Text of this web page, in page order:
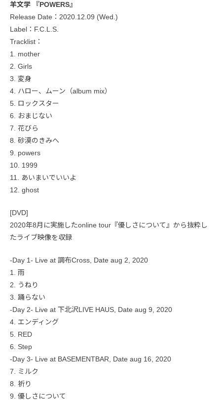
羊文学 『POWERS』
Release Date：2020.12.09 (Wed.)
Label：F.C.L.S.
Tracklist：
1. mother
2. Girls
3. 変身
4. ハロー、ムーン（album mix）
5. ロックスター
6. おまじない
7. 花びら
8. 砂漠のきみへ
9. powers
10. 1999
11. あいまいでいいよ
12. ghost
[DVD]
2020年8月に実施したonline tour『優しさについて』から抜粋し
たライブ映像を収録
-Day 1- Live at 調布Cross, Date aug 2, 2020
1. 雨
2. うねり
3. 踊らない
-Day 2- Live at 下北沢LIVE HAUS, Date aug 9, 2020
4. エンディング
5. RED
6. Step
-Day 3- Live at BASEMENTBAR, Date aug 16, 2020
7. ミルク
8. 祈り
9. 優しさについて